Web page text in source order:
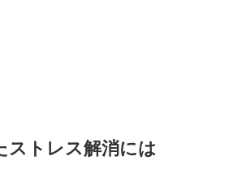
ストレス解消には